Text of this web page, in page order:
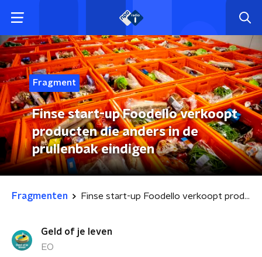
Fragment
Finse start-up Foodello verkoopt
producten die anders in de
prullenbak eindigen
Fragmenten Finse start-up Foodello verkoopt producten die anders in de prullenbak eindigen
Geld of je leven
EO